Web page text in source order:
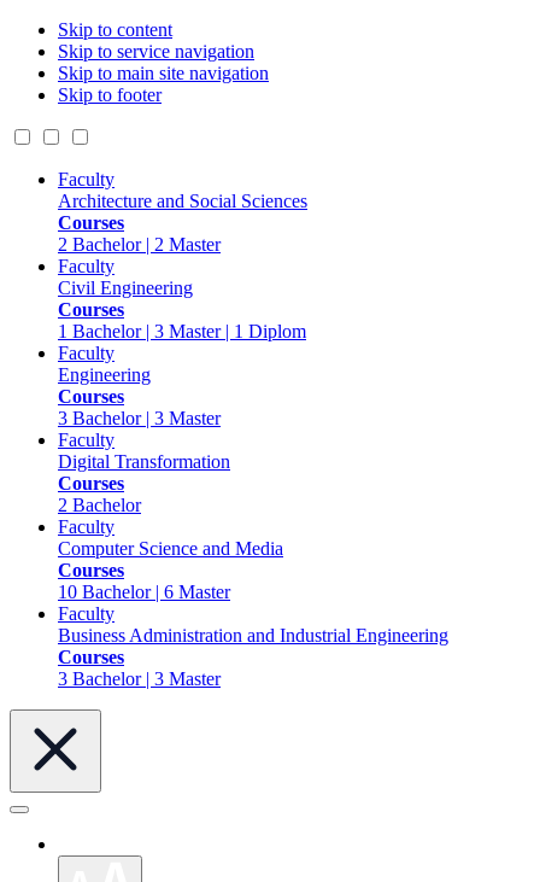
Skip to content
Skip to service navigation
Skip to main site navigation
Skip to footer
Faculty
Architecture and Social Sciences
Courses
2 Bachelor | 2 Master
Faculty
Civil Engineering
Courses
1 Bachelor | 3 Master | 1 Diplom
Faculty
Engineering
Courses
3 Bachelor | 3 Master
Faculty
Digital Transformation
Courses
2 Bachelor
Faculty
Computer Science and Media
Courses
10 Bachelor | 6 Master
Faculty
Business Administration and Industrial Engineering
Courses
3 Bachelor | 3 Master